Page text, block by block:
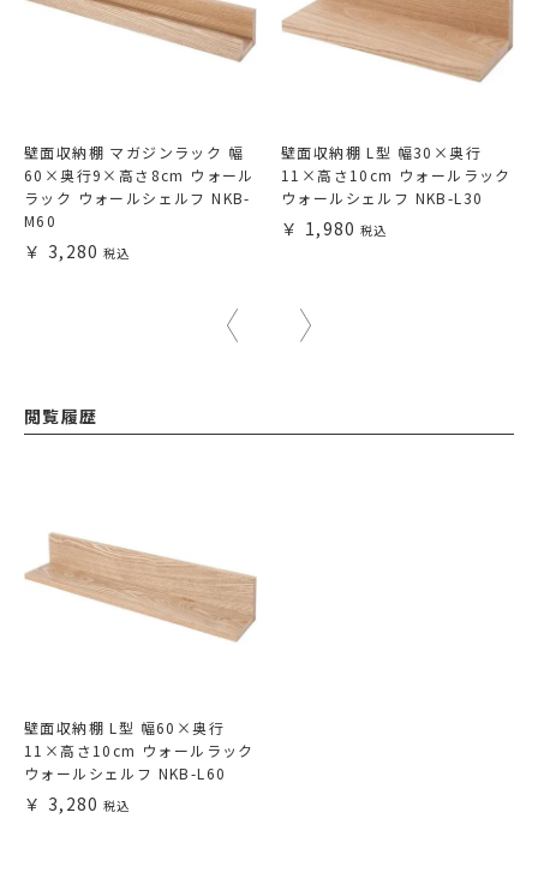
壁面収納棚 マガジンラック 幅
60×奥行9×高さ8cm ウォール
ラック ウォールシェルフ NKB-
M60
3,280
壁面収納棚 L型 幅30×奥行
11×高さ10cm ウォールラック
ウォールシェルフ NKB-L30
1,980
閲覧履歴
壁面収納棚 L型 幅60×奥行
11×高さ10cm ウォールラック
ウォールシェルフ NKB-L60
3,280